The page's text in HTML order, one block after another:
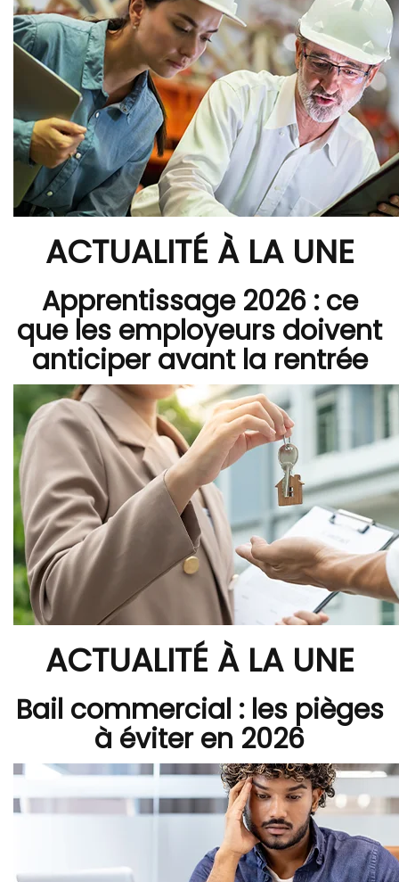
ACTUALITÉ À LA UNE
Apprentissage 2026 : ce
que les employeurs doivent
anticiper avant la rentrée
ACTUALITÉ À LA UNE
Bail commercial : les pièges
à éviter en 2026